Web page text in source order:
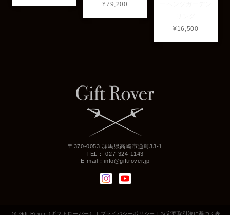
¥79,200
¥16,500
〒370-0053 群馬県高崎市通町33-1
TEL： 027-324-1143
E-mail：info@giftrover.jp
Gift Rover（ギフトローバー） | プライバシーポリシー | 特定商取引法に基づく表